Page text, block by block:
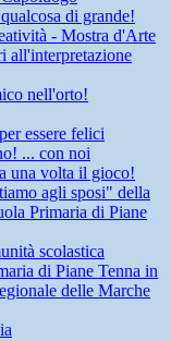
di grande!
- Mostra d'Arte
all'interpretazione
nell'orto!
essere felici
... con noi
una volta il gioco!
agli sposi" della
Primaria di Piane
scolastica
di Piane Tenna in
delle Marche